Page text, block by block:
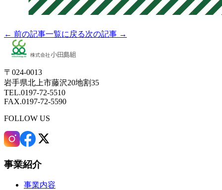
← 前の記事一覧に戻る次の記事 →
〒024-0013
岩手県北上市藤沢20地割35
TEL.0197-72-5510
FAX.0197-72-5590
FOLLOW US
事業紹介
事業内容